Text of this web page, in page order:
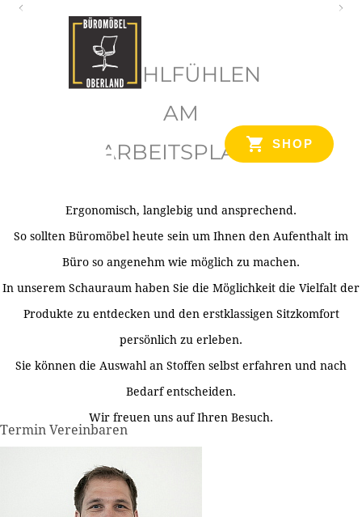
SHOP
WOHLFÜHLEN
AM
ARBEITSPLATZ
Ergonomisch, langlebig und ansprechend.
So sollten Büromöbel heute sein um Ihnen den Aufenthalt im
Büro so angenehm wie möglich zu machen.
In unserem Schauraum haben Sie die Möglichkeit die Vielfalt der
Produkte zu entdecken und den erstklassigen Sitzkomfort
persönlich zu erleben.
Sie können die Auswahl an Stoffen selbst erfahren und nach
Bedarf entscheiden.
Wir freuen uns auf Ihren Besuch.
Termin Vereinbaren